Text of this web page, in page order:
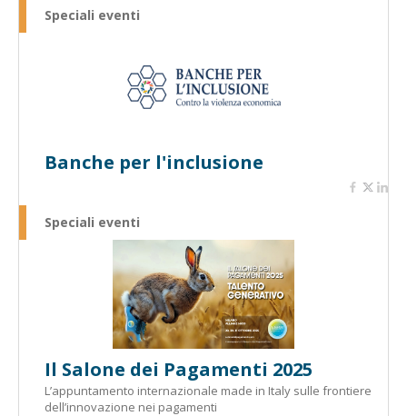
Speciali eventi
Banche per l'inclusione
Speciali eventi
Il Salone dei Pagamenti 2025
L’appuntamento internazionale made in Italy sulle frontiere
dell’innovazione nei pagamenti